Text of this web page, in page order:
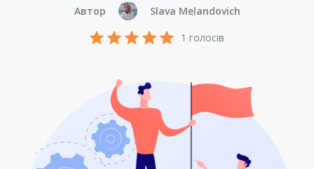
Автор
Slava Melandovich
1 голосів